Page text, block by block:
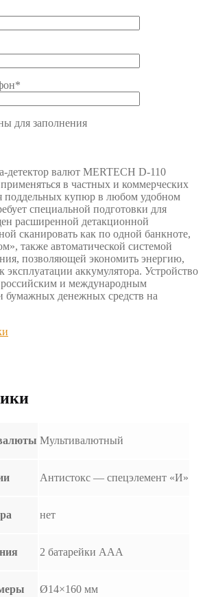
для заполнения
детектор валют MERTECH D-110
в частных и коммерческих
поддельных купюр в любом удобном
специальной подготовки для
расширенной детакционной
сканировать как по одной банкноте,
также автоматической системой
позволяющей экономить энергию,
эксплуатации аккумулятора. Устройство
российским и международным
бумажных денежных средств на
Мультивалютный
Антистокс — спецэлемент «И»
нет
2 батарейки ААА
Ø14×160 мм